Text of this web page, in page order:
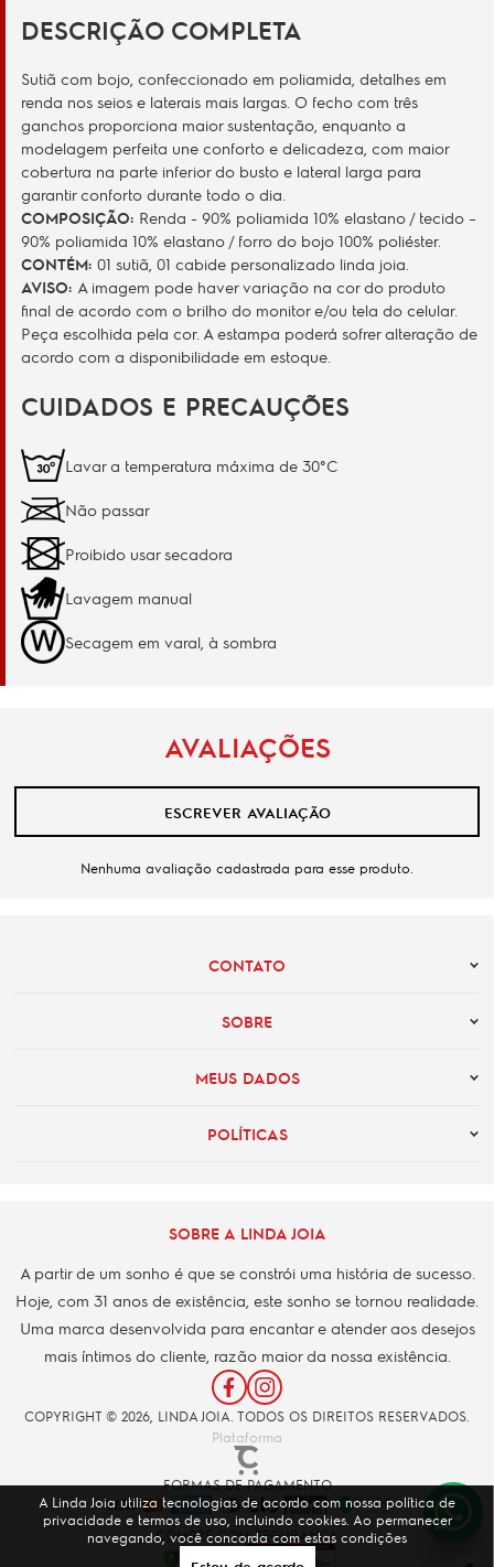
DESCRIÇÃO COMPLETA
Sutiã com bojo, confeccionado em poliamida, detalhes em
renda nos seios e laterais mais largas. O fecho com três
ganchos proporciona maior sustentação, enquanto a
modelagem perfeita une conforto e delicadeza, com maior
cobertura na parte inferior do busto e lateral larga para
garantir conforto durante todo o dia.
COMPOSIÇÃO: Renda - 90% poliamida 10% elastano / tecido –
90% poliamida 10% elastano / forro do bojo 100% poliéster.
CONTÉM: 01 sutiã, 01 cabide personalizado linda joia.
AVISO: A imagem pode haver variação na cor do produto
final de acordo com o brilho do monitor e/ou tela do celular.
Peça escolhida pela cor. A estampa poderá sofrer alteração de
acordo com a disponibilidade em estoque.
CUIDADOS E PRECAUÇÕES
Lavar a temperatura máxima de 30°C
Não passar
Proibido usar secadora
Lavagem manual
Secagem em varal, à sombra
AVALIAÇÕES
ESCREVER AVALIAÇÃO
Nenhuma avaliação cadastrada para esse produto.
CONTATO
SOBRE
MEUS DADOS
POLÍTICAS
SOBRE A LINDA JOIA
A partir de um sonho é que se constrói uma história de sucesso.
Hoje, com 31 anos de existência, este sonho se tornou realidade.
Uma marca desenvolvida para encantar e atender aos desejos
mais íntimos do cliente, razão maior da nossa existência.
COPYRIGHT © 2026, LINDA JOIA. TODOS OS DIREITOS RESERVADOS.
Plataforma
FORMAS DE PAGAMENTO
COMPRE COM SEGURANÇA
A Linda Joia utiliza tecnologias de acordo com nossa política de
privacidade e termos de uso, incluindo cookies. Ao permanecer
navegando, você concorda com estas condições